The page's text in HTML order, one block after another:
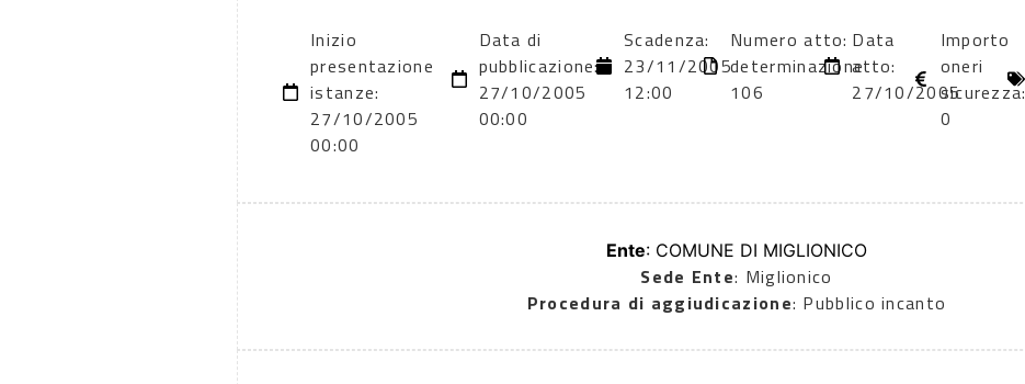
Inizio
presentazione
istanze:
27/10/2005
00:00
Data di
pubblicazione:
27/10/2005
00:00
Scadenza:
23/11/2005
12:00
Numero atto:
determinazione
106
Data
atto:
27/10/2005
Importo
oneri
sicurezza:
0
Ente: COMUNE DI MIGLIONICO
Sede Ente: Miglionico
Procedura di aggiudicazione: Pubblico incanto